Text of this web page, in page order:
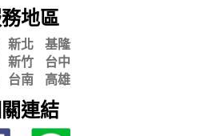
地區
新北
基隆
新竹
台中
台南 高雄
連結